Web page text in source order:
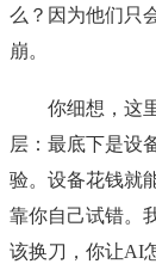
么？因为他们只
崩。
你细想，这
层：最底下是设
验。设备花钱就
靠你自己试错。
该换刀，你让AI